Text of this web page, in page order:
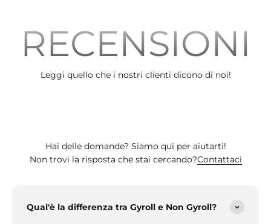
RECENSIONI
Leggi quello che i nostri clienti dicono di noi!
Hai delle domande? Siamo qui per aiutarti!
Non trovi la risposta che stai cercando?Contattaci
Qual'è la differenza tra Gyroll e Non Gyroll?